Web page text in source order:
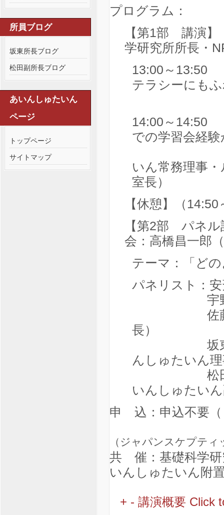
所員ブログ
坂東所長ブログ
松田副所長ブログ
あいんしゅたいん
ページ
トップページ
サイトマップ
プログラム：
【第1部 講演
学研究所所長・
13:00～13:50
テラシーにも
14:00～14:50
での学習会経
いん常務理事
室長）
【休憩】（
【第2部 パネ
会：高橋昌一郎
テーマ：「ど
パネリスト：
宇野賀
佐藤文隆（
長）
坂東昌子（
んしゅたいん
松田卓也（
いんしゅたい
申 込：申込不要（
（ジャパンスケプティ
共 催：基礎科学研
いんしゅたいん附
+ - 講演概要 Click